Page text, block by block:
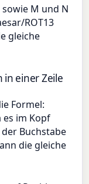
M und N
ROT13
gleiche
in einer Zeile
Formel:
es im Kopf
Buchstabe
die gleiche